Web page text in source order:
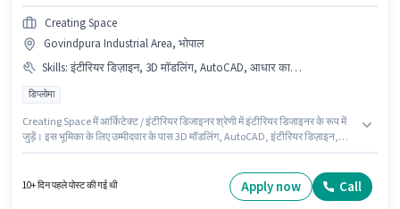
Creating Space
Govindpura Industrial Area, भोपाल
Skills: इंटीरियर डिज़ाइन, 3D मॉडलिंग, AutoCAD, आधार कार्ड, SketchUp
डिप्लोमा
Creating Space में आर्किटेक्ट / इंटीरियर डिजाइनर श्रेणी में इंटीरियर डिजाइनर के रूप में
जुड़ें। इस भूमिका के लिए उम्मीदवार के पास 3D मॉडलिंग, AutoCAD, इंटीरियर डिज़ाइन,
उम्मीदवार के पास डिप्लोमा डिग्री/सर्टिफिकेट होना अनिवार्य है। इस पद के लिए आवश्यक
10+ दिन पहले पोस्ट की गई थी Apply now Call